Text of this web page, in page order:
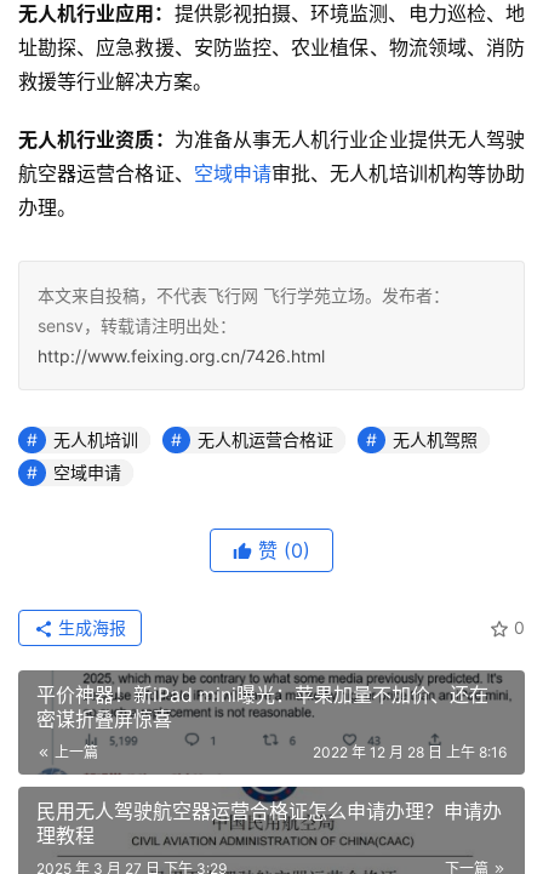
无人机行业应用： 提供‌影视拍摄、‌环境监测‌、‌电力巡检‌、‌地
址勘探‌、‌应急救援‌、‌安防监控‌、‌农业植保‌、‌物流领域、‌消防
无人机行业资质： 为准备从事无人机行业企业提供无人驾驶
航空器运营合格证、 空域申请审批、无人机培训机构等协助
办理。
本文来自投稿，不代表飞行网 飞行学苑立场。发布者：
sensv，转载请注明出处：
http://www.feixing.org.cn/7426.html
无人机培训 无人机运营合格证
无人机驾照
空域申请
赞 (0)
0
生成海报
平价神器！新iPad mini曝光：苹果加量不加价、还在
密谋折叠屏惊喜
上一篇 2022 年 12 月 28 日 上午 8:16
民用无人驾驶航空器运营合格证怎么申请办理？申请办
理教程
下一篇
2025 年 3 月 27 日 下午 3:29